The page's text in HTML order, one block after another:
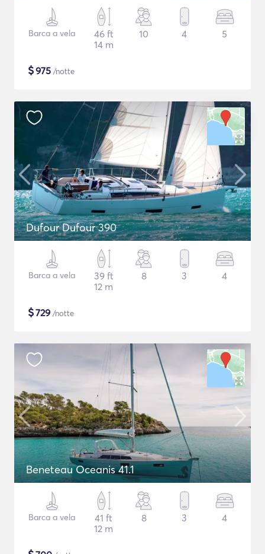
Barca a vela
46 ft
14 m
10 4 5
$975 /notte
Dufour Dufour 390
Barca a vela
39 ft
12 m
8 3 4
$729 /notte
Beneteau Oceanis 41.1
Barca a vela
41 ft
12 m
8 3 4